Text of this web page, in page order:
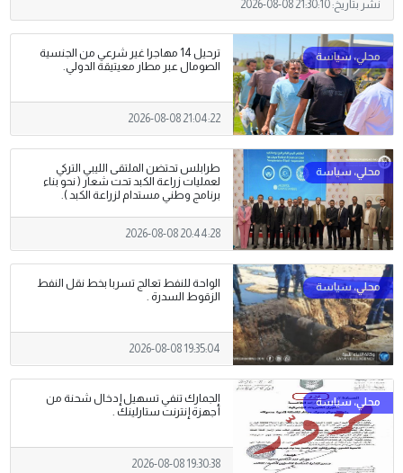
نشر بتاريخ:2026-08-08 21:30:10
ترحيل 14 مهاجرا غير شرعي من الجنسية
الصومال عبر مطار معيتيقة الدولي.
2026-08-08 21:04:22
طرابلس تحتضن الملتقى الليبي التركي
لعمليات زراعة الكبد تحت شعار ( نحو بناء
برنامج وطني مستدام لزراعة الكبد ).
2026-08-08 20:44:28
الواحة للنفط تعالج تسربا بخط نقل النفط
الزقوط السدرة .
2026-08-08 19:35:04
الجمارك تنفي تسهيل إدخال شحنة من
أجهزة إنترنت ستارلينك .
2026-08-08 19:30:38